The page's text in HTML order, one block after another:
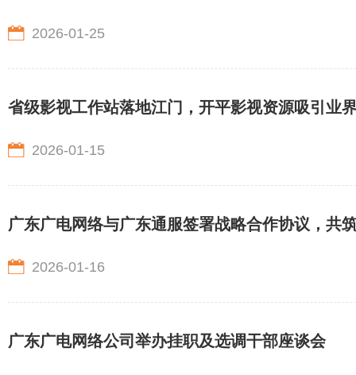
2026-01-25
省级影视工作站落地江门，开平影视资源吸引业
2026-01-15
广东广电网络与广东通服签署战略合作协议，共
2026-01-16
广东广电网络公司举办挂职及选调干部座谈会